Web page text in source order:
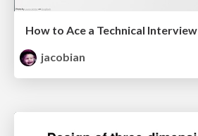
How to Ace a Technical Interview
jacobian